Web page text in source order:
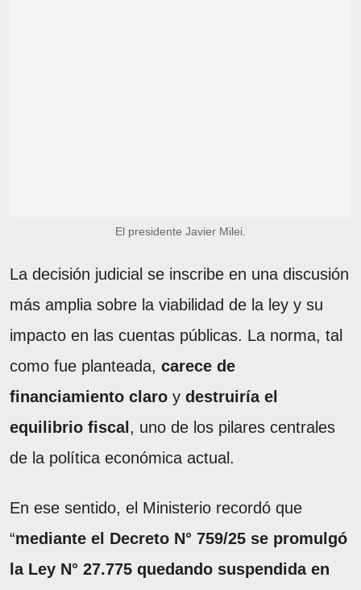
El presidente Javier Milei.
La decisión judicial se inscribe en una discusión
más amplia sobre la viabilidad de la ley y su
impacto en las cuentas públicas. La norma, tal
como fue planteada, carece de
financiamiento claro y destruiría el
equilibrio fiscal , uno de los pilares centrales
de la política económica actual.
En ese sentido, el Ministerio recordó que
“mediante el Decreto N° 759/25 se promulgó
la Ley N° 27.775 quedando suspendida en